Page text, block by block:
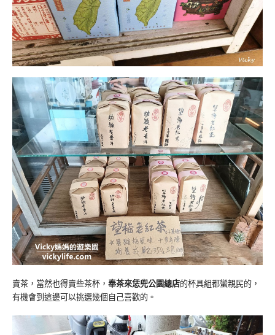
賣茶，當然也得賣些茶杯， 奉茶來恁兜公園總店的杯具組都蠻親民的，
有機會到這邊可以挑選幾個自己喜歡的。